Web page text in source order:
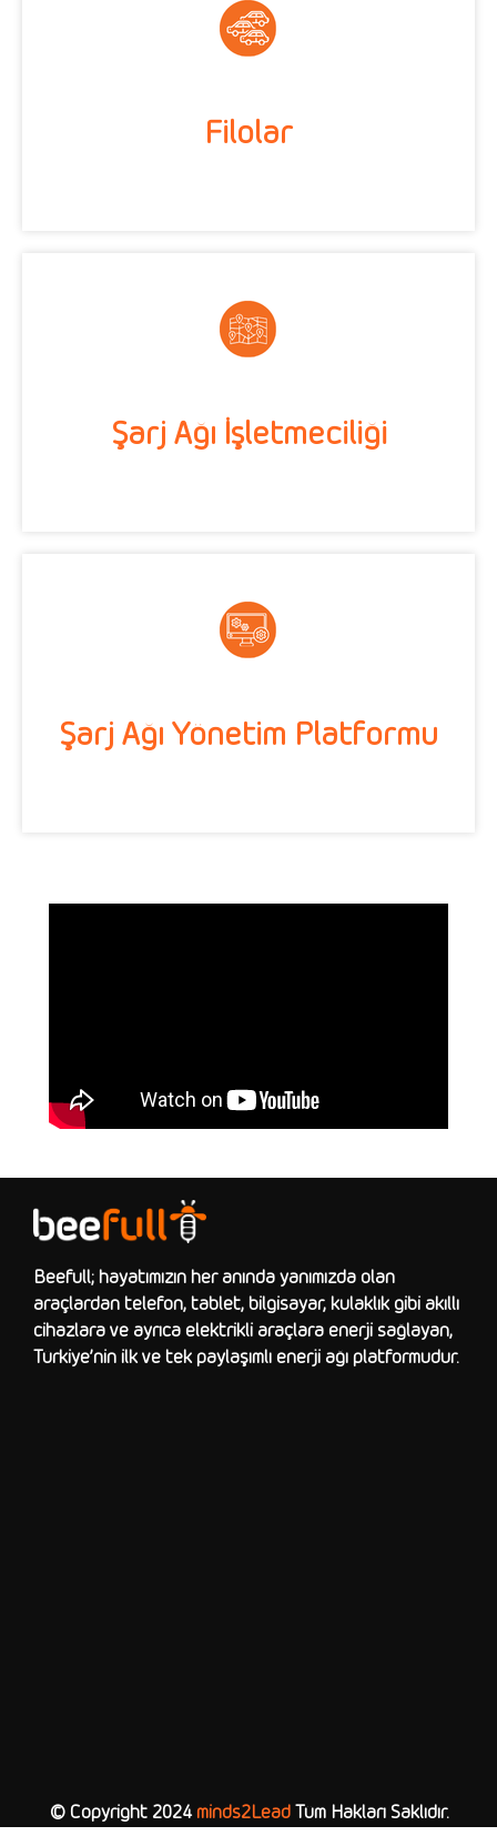
Filolar
Şarj Ağı İşletmeciliği
Şarj Ağı Yönetim Platformu
Beefull; hayatımızın her anında yanımızda olan
araçlardan telefon, tablet, bilgisayar, kulaklık gibi akıllı
cihazlara ve ayrıca elektrikli araçlara enerji sağlayan,
Türkiye’nin ilk ve tek paylaşımlı enerji ağı platformudur.
© Copyright 2024 minds2LeadTüm Hakları Saklıdır.